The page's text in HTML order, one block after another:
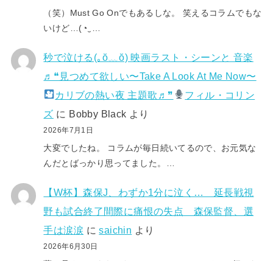
（笑）Must Go Onでもあるしな。 笑えるコラムでもな
いけど…(⁠◔⁠‿⁠…
秒で泣ける(⁠｡⁠ŏ⁠﹏⁠ŏ⁠) 映画ラスト・シーンと 音楽
♬❝見つめて欲しい〜Take A Look At Me Now〜
カリブの熱い夜 主題歌♬❞
フィル・コリン
ズ に Bobby Black より
2026年7月1日
大変でしたね。 コラムが毎日続いてるので、お元気な
んだとばっかり思ってました。…
【W杯】森保J、わずか1分に泣く… 延長戦視
野も試合終了間際に痛恨の失点 森保監督、選
手は涙涙 にsaichin より
2026年6月30日